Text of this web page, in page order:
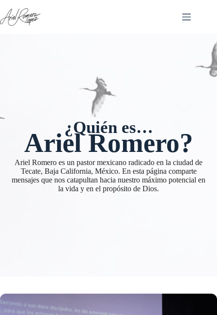
contenido
¿Quién es…
Ariel Romero?
Ariel Romero es un pastor mexicano radicado en la ciudad de
Tecate, Baja California, México. En esta página comparte
mensajes que nos catapultan hacia nuestro máximo potencial en
la vida y en el propósito de Dios.